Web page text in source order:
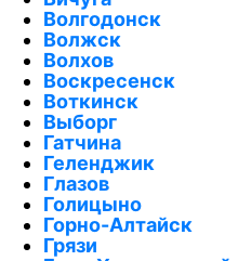
Волгодонск
Волжск
Волхов
Воскресенск
Воткинск
Выборг
Гатчина
Геленджик
Глазов
Голицыно
Горно-Алтайск
Грязи